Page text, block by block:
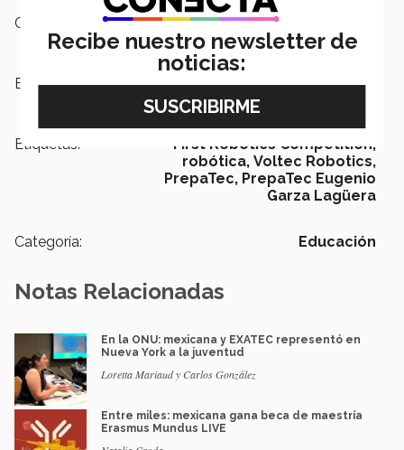
Campus:
Escuelas: PrepaTec
Etiquetas:
First Robotics Competition,
robótica, Voltec Robotics,
PrepaTec, PrepaTec Eugenio
Garza Lagüera
Categoría: Educación
Notas Relacionadas
En la ONU: mexicana y EXATEC representó en
Nueva York a la juventud
Loretta Mariaud y Carlos González
Entre miles: mexicana gana beca de maestría
Erasmus Mundus LIVE
Recibe nuestro newsletter de
noticias: